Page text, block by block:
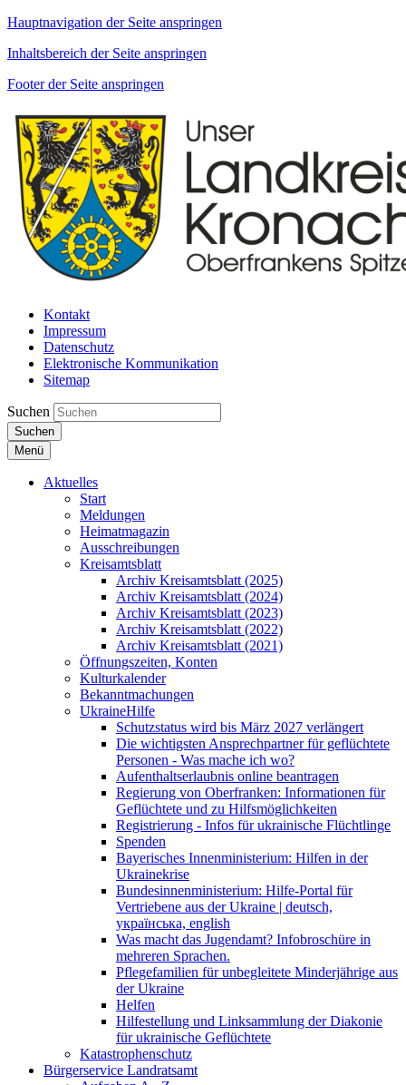
Hauptnavigation der Seite anspringen
Inhaltsbereich der Seite anspringen
Footer der Seite anspringen
Kontakt
Impressum
Datenschutz
Elektronische Kommunikation
Sitemap
Suchen
Suchen
Menü
Aktuelles
Start
Meldungen
Heimatmagazin
Ausschreibungen
Kreisamtsblatt
Archiv Kreisamtsblatt (2025)
Archiv Kreisamtsblatt (2024)
Archiv Kreisamtsblatt (2023)
Archiv Kreisamtsblatt (2022)
Archiv Kreisamtsblatt (2021)
Öffnungszeiten, Konten
Kulturkalender
Bekanntmachungen
UkraineHilfe
Schutzstatus wird bis März 2027 verlängert
Die wichtigsten Ansprechpartner für geflüchtete
Personen - Was mache ich wo?
Aufenthaltserlaubnis online beantragen
Regierung von Oberfranken: Informationen für
Geflüchtete und zu Hilfsmöglichkeiten
Registrierung - Infos für ukrainische Flüchtlinge
Spenden
Bayerisches Innenministerium: Hilfen in der
Ukrainekrise
Bundesinnenministerium: Hilfe-Portal für
Vertriebene aus der Ukraine | deutsch,
українська, english
Was macht das Jugendamt? Infobroschüre in
mehreren Sprachen.
Pflegefamilien für unbegleitete Minderjährige aus
der Ukraine
Helfen
Hilfestellung und Linksammlung der Diakonie
für ukrainische Geflüchtete
Katastrophenschutz
Bürgerservice Landratsamt